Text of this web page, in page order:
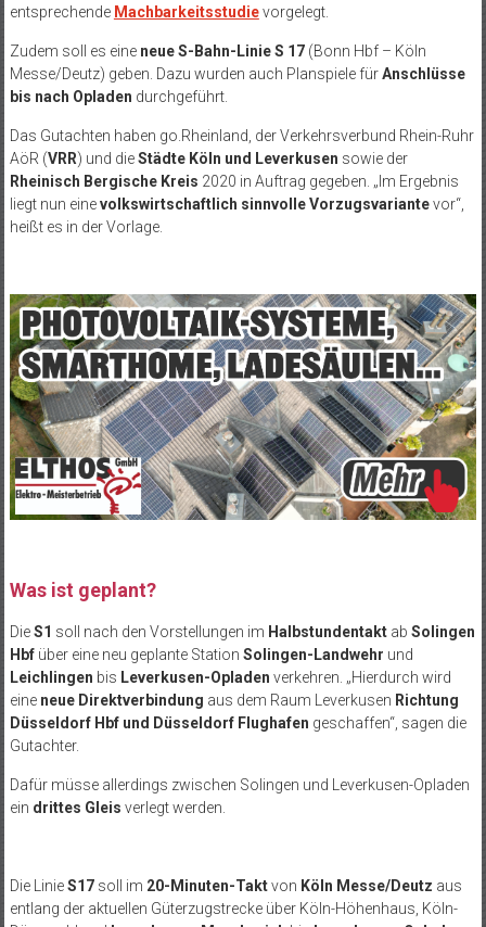
entsprechende Machbarkeitsstudievorgelegt.
Zudem soll es eine neue S-Bahn-Linie S 17(Bonn Hbf – Köln
Messe/Deutz) geben. Dazu wurden auch Planspiele fürAnschlüsse
bis nach Opladen durchgeführt.
Das Gutachten haben go.Rheinland, der Verkehrsverbund Rhein-Ruhr
AöR (VRR) und dieStädte Köln und Leverkusen sowie der
Rheinisch Bergische Kreis 2020 in Auftrag gegeben. „Im Ergebnis
liegt nun einevolkswirtschaftlich sinnvolle Vorzugsvariantevor“,
heißt es in der Vorlage.
Was ist geplant?
DieS1 soll nach den Vorstellungen im Halbstundentaktab Solingen
Hbfüber eine neu geplante Station Solingen-Landwehr und
Leichlingen bis Leverkusen-Opladen verkehren. „Hierdurch wird
eine neue Direktverbindung aus dem Raum Leverkusen Richtung
Düsseldorf Hbf und Düsseldorf Flughafen geschaffen“, sagen die
Gutachter.
Dafür müsse allerdings zwischen Solingen und Leverkusen-Opladen
ein drittes Gleis verlegt werden.
Die LinieS17soll im 20-Minuten-Taktvon Köln Messe/Deutz aus
entlang der aktuellen Güterzugstrecke über Köln-Höhenhaus, Köln-